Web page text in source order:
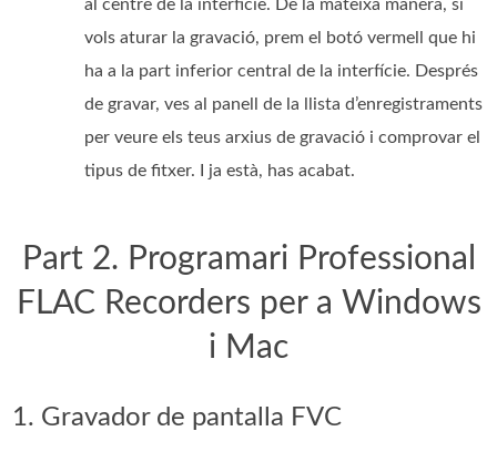
al centre de la interfície. De la mateixa manera, si
vols aturar la gravació, prem el botó vermell que hi
ha a la part inferior central de la interfície. Després
de gravar, ves al panell de la llista d’enregistraments
per veure els teus arxius de gravació i comprovar el
tipus de fitxer. I ja està, has acabat.
Part 2. Programari Professional
FLAC Recorders per a Windows
i Mac
1. Gravador de pantalla FVC